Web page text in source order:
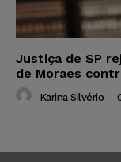
Justiça de SP
de Moraes
Karina Silvério -